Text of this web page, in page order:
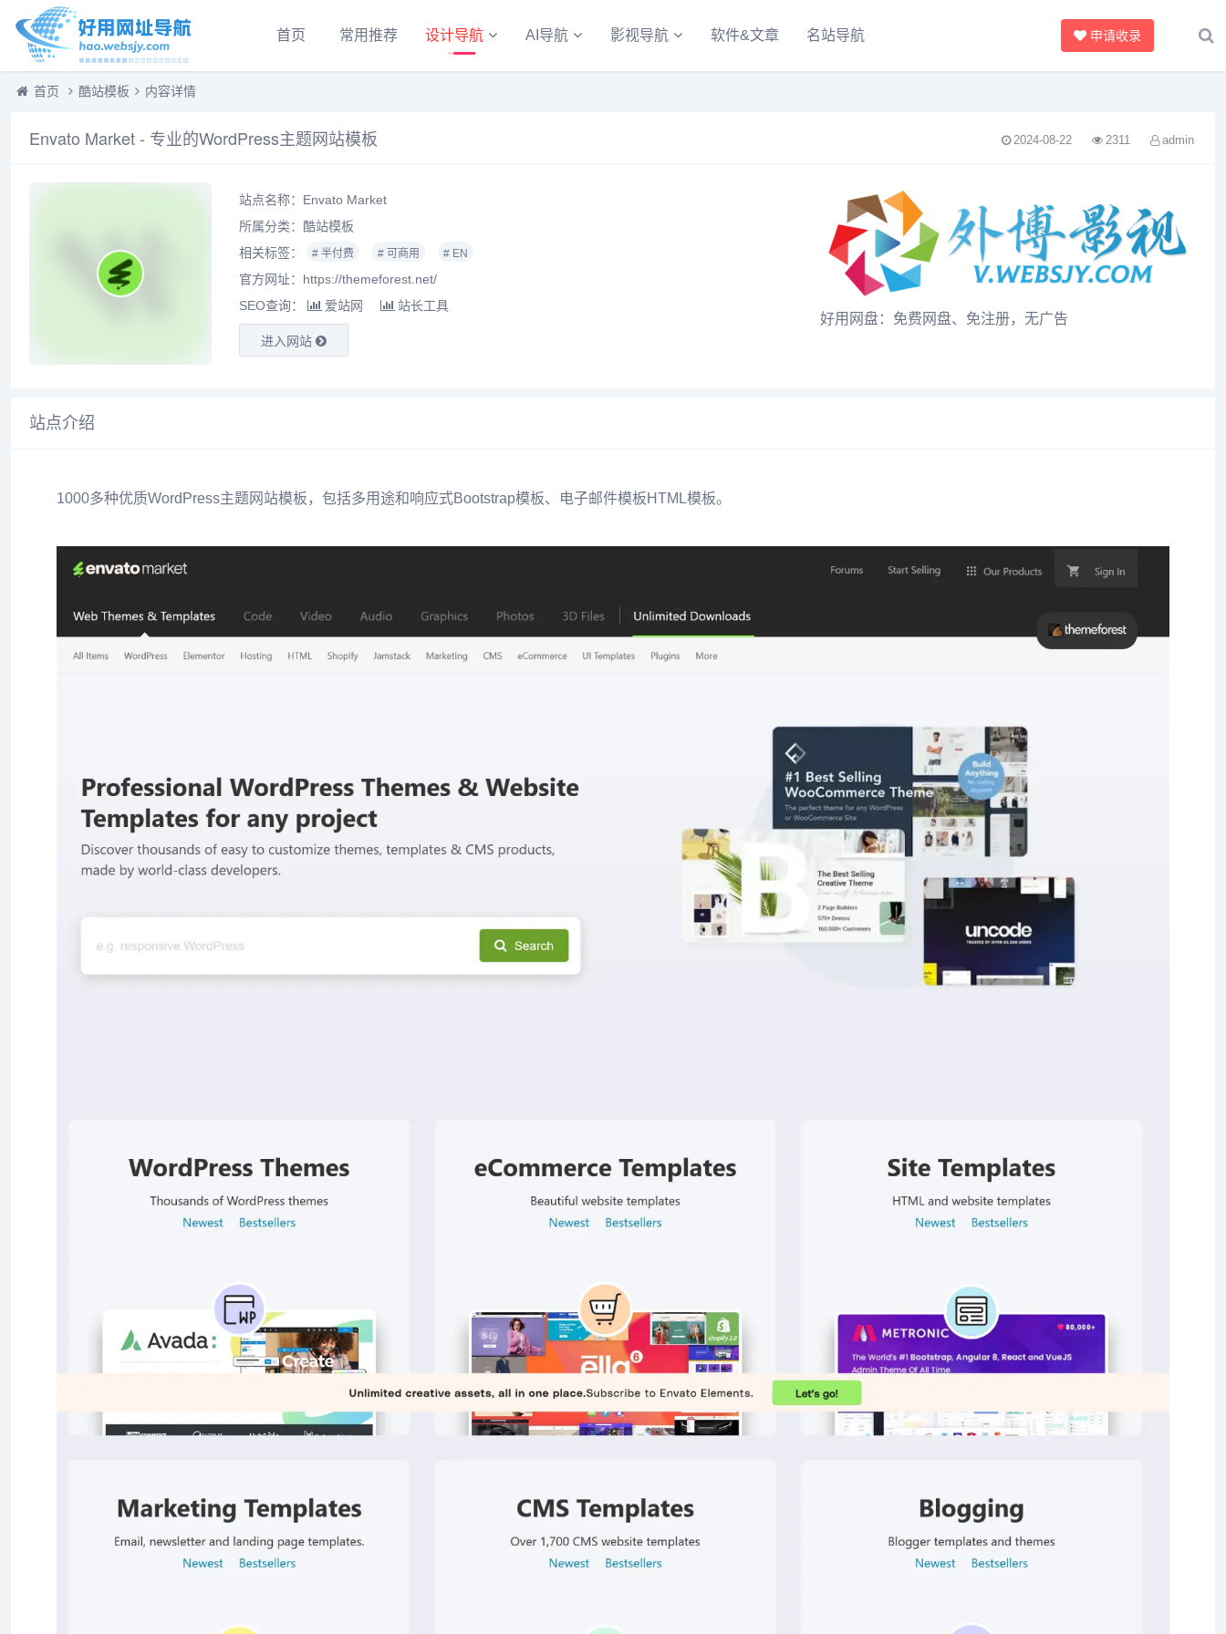
首页 常用推荐 设计导航 AI导航 影视导航 软件&文章 名站导航 申请收录
首页 酷站模板 内容详情
Envato Market - 专业的WordPress主题网站模板 2024-08-22 2311 admin
站点名称：Envato Market
所属分类： 酷站模板
相关标签：
# 半付费 # 可商用 # EN
官方网址：https://themeforest.net/
SEO查询：
爱站网 站长工具
进入网站
好用网盘：免费网盘、免注册，无广告
站点介绍
1000多种优质WordPress主题网站模板，包括多用途和响应式Bootstrap模板、电子邮件模板HTML模板。